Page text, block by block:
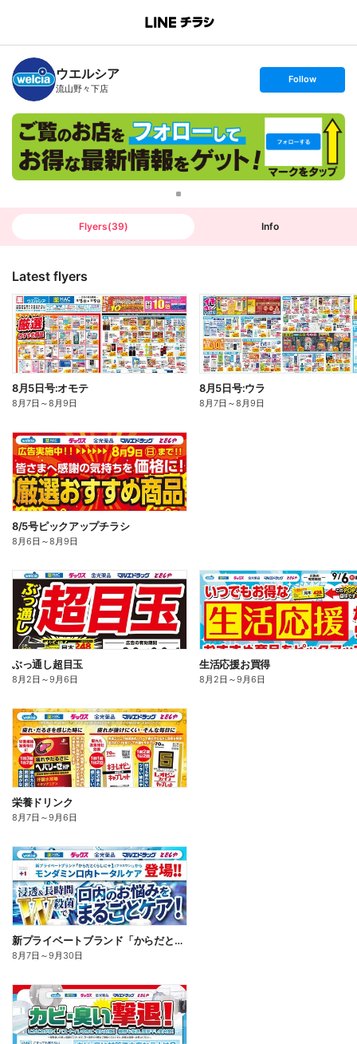
B
n
c
h
T
ウエルシア
流山野々下店
s
t
o
l
o
w
Follow
Flyers(39) Info
Latest flyers
8月5日号:オモテ
8月7日 ～8月9日
8月5日号:ウラ
8月7日 ～8月9日
8/5号ピックアップチラシ
8月6日 ～8月9日
ぶっ通し超目玉
8月2日 ～9月6日
生活応援お買得
8月2日 ～9月6日
栄養ドリンク
8月7日 ～9月6日
新プライベートブランド「からだとくらしに+1(プラスワン)」よりモンダミン口内トータルケア登場!
8月7日 ～9月30日